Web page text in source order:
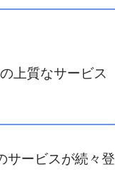
上質なサービス
サービスが続々登